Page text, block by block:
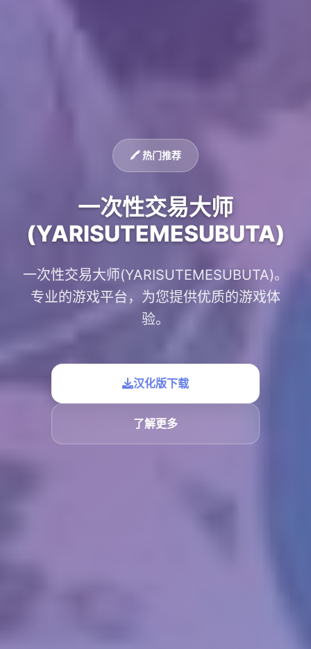
🖍️ 热门推荐
一次性交易大师
(YARISUTEMESUBUTA)
一次性交易大师(YARISUTEMESUBUTA)。
专业的游戏平台，为您提供优质的游戏体
验。
汉化版下载
了解更多